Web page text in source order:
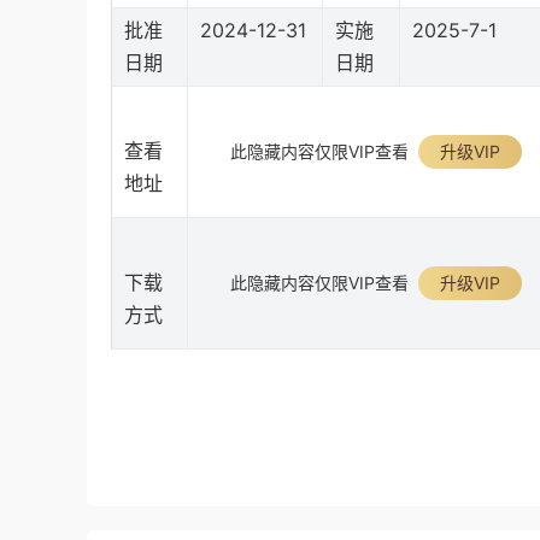
批准
日期
2024-12-31
实施
日期
2025-7-1
查看
地址
此隐藏内容仅限VIP查看 升级VIP
下载
方式
此隐藏内容仅限VIP查看 升级VIP